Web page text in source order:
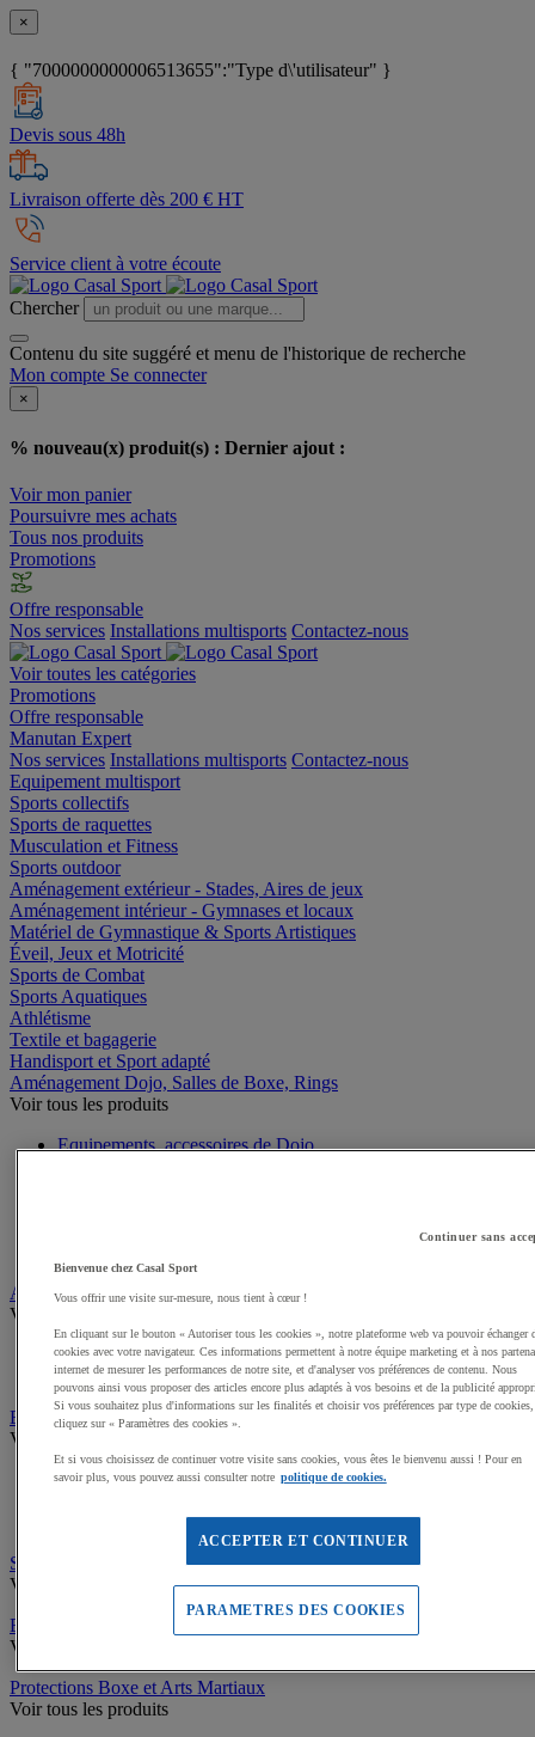
×
{ "7000000000006513655":"Type d\'utilisateur" }
Devis sous 48h
Livraison offerte dès 200 € HT
Service client à votre écoute
Chercher
Contenu du site suggéré et menu de l'historique de recherche
Mon compte Se connecter
×
% nouveau(x) produit(s) : Dernier ajout :
Voir mon panier
Poursuivre mes achats
Tous nos produits
Promotions
Offre responsable
Nos services Installations multisports Contactez-nous
Voir toutes les catégories
Promotions
Offre responsable
Manutan Expert
Nos services Installations multisports Contactez-nous
Equipement multisport
Sports collectifs
Sports de raquettes
Musculation et Fitness
Sports outdoor
Aménagement extérieur - Stades, Aires de jeux
Aménagement intérieur - Gymnases et locaux
Matériel de Gymnastique & Sports Artistiques
Éveil, Jeux et Motricité
Sports de Combat
Sports Aquatiques
Athlétisme
Textile et bagagerie
Handisport et Sport adapté
Aménagement Dojo, Salles de Boxe, Rings
Voir tous les produits
Equipements, accessoires de Dojo
Arts Martiaux
Voir tous les produits
Kimonos Arts Martiaux
Ceintures, Zoories Arts Martiaux
Boxe, MMA
Voir tous les produits
Gants de Boxe, MMA
Accessoires entraineur Boxe
Self défense, Krav Maga
Voir tous les produits
Escrime
Voir tous les produits
Protections Boxe et Arts Martiaux
Voir tous les produits
Continuer sans
Bienvenue chez Casal Sport
Vous offrir une visite sur-mesure, nous tient à cœur !
En cliquant sur le bouton « Autoriser tous les cookies », notre plateforme web va pouvoir échanger
cookies avec votre navigateur. Ces informations permettent à notre équipe marketing et à nos
internet de mesurer les performances de notre site, et d'analyser vos préférences de contenu. Nous
pouvons ainsi vous proposer des articles encore plus adaptés à vos besoins et de la publicité
Si vous souhaitez plus d'informations sur les finalités et choisir vos préférences par type de cookies,
cliquez sur « Paramètres des cookies ».
Et si vous choisissez de continuer votre visite sans cookies, vous êtes le bienvenu aussi ! Pour en
savoir plus, vous pouvez aussi consulter notre politique de cookies.
ACCEPTER ET CONTINUER
PARAMETRES DES COOKIES